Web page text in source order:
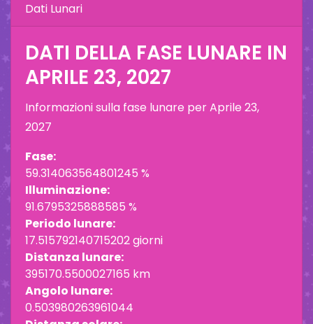
Dati Lunari
DATI DELLA FASE LUNARE IN
APRILE 23, 2027
Informazioni sulla fase lunare perAprile 23,
2027
Fase:
59.314063564801245 %
Illuminazione:
91.6795325888585 %
Periodo lunare:
17.515792140715202 giorni
Distanza lunare:
395170.5500027165 km
Angolo lunare:
0.503980263961044